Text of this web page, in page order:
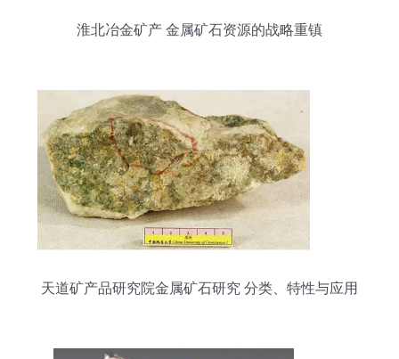
淮北冶金矿产 金属矿石资源的战略重镇
天道矿产品研究院金属矿石研究 分类、特性与应用